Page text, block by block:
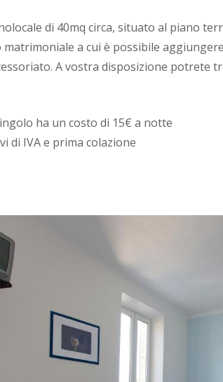
di 40mq circa, situato al piano
a cui è possibile
A vostra disposizione potrete
ha un costo di 15€ a notte
di IVA e prima colazione